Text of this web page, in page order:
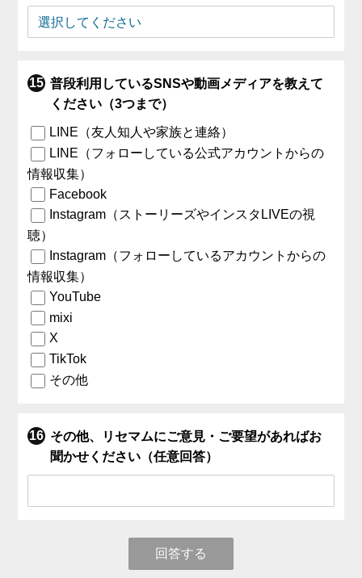
普段利用しているSNSや動画メディアを教えて
ください（3つまで）
LINE（友人知人や家族と連絡）
LINE（フォローしている公式アカウントからの
情報収集）
Facebook
Instagram（ストーリーズやインスタLIVEの視
聴）
Instagram（フォローしているアカウントからの
情報収集）
YouTube
mixi
X
TikTok
その他
その他、リセマムにご意見・ご要望があればお
聞かせください（任意回答）
回答する